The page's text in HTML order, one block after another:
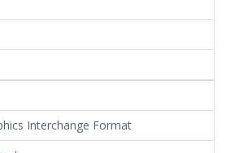
Interchange Format